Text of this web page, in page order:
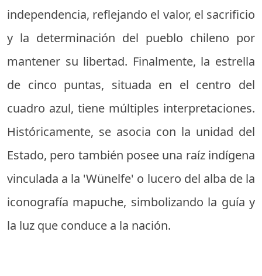
independencia, reflejando el valor, el sacrificio
y la determinación del pueblo chileno por
mantener su libertad. Finalmente, la estrella
de cinco puntas, situada en el centro del
cuadro azul, tiene múltiples interpretaciones.
Históricamente, se asocia con la unidad del
Estado, pero también posee una raíz indígena
vinculada a la 'Wünelfe' o lucero del alba de la
iconografía mapuche, simbolizando la guía y
la luz que conduce a la nación.